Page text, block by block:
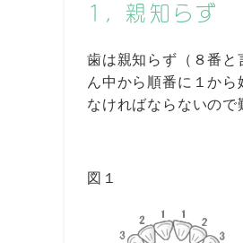
1, 親知らず
歯は親知らず（８番
ん中から順番に１か
なければならないので
図１